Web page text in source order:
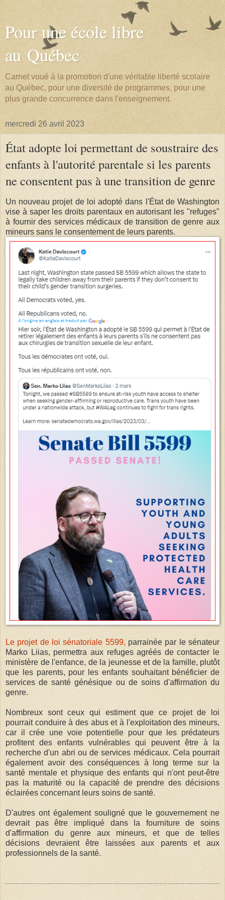
Pour une école libre
au Québec
Carnet voué à la promotion d'une véritable liberté scolaire
au Québec, pour une diversité de programmes, pour une
plus grande concurrence dans l'enseignement.
mercredi 26 avril 2023
État adopte loi permettant de soustraire des
enfants à l'autorité parentale si les parents
ne consentent pas à une transition de genre
Un nouveau projet de loi adopté dans l'État de Washington
vise à saper les droits parentaux en autorisant les "refuges"
à fournir des services médicaux de transition de genre aux
mineurs sans le consentement de leurs parents.
Le projet de loi sénatoriale 5599, parrainée par le sénateur
Marko Liias, permettra aux refuges agréés de contacter le
ministère de l'enfance, de la jeunesse et de la famille, plutôt
que les parents, pour les enfants souhaitant bénéficier de
services de santé génésique ou de soins d'affirmation du
genre.
Nombreux sont ceux qui estiment que ce projet de loi
pourrait conduire à des abus et à l'exploitation des mineurs,
car il crée une voie potentielle pour que les prédateurs
profitent des enfants vulnérables qui peuvent être à la
recherche d'un abri ou de services médicaux. Cela pourrait
également avoir des conséquences à long terme sur la
santé mentale et physique des enfants qui n'ont peut-être
pas la maturité ou la capacité de prendre des décisions
éclairées concernant leurs soins de santé.
D'autres ont également souligné que le gouvernement ne
devrait pas être impliqué dans la fourniture de soins
d'affirmation du genre aux mineurs, et que de telles
décisions devraient être laissées aux parents et aux
professionnels de la santé.